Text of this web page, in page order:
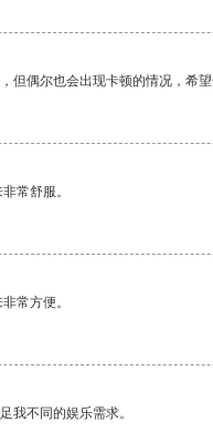
但偶尔也会出现卡顿的情况，希望
常舒服。
常方便。
我不同的娱乐需求。